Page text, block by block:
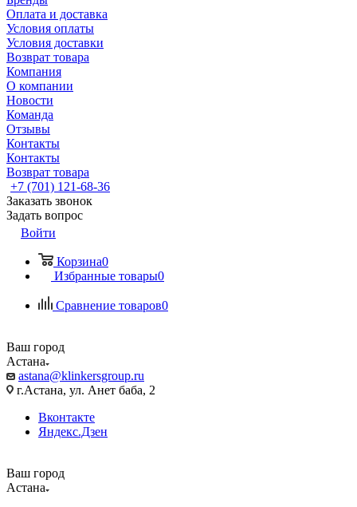
Оплата и доставка
Условия оплаты
Условия доставки
Возврат товара
Компания
О компании
Новости
Команда
Отзывы
Контакты
Контакты
Возврат товара
+7 (701) 121-68-36
Заказать звонок
Задать вопрос
Войти
Корзина0
Избранные товары0
Сравнение товаров0
Ваш город
Астана
astana@klinkersgroup.ru
г.Астана, ул. Анет баба, 2
Вконтакте
Яндекс.Дзен
Ваш город
Астана